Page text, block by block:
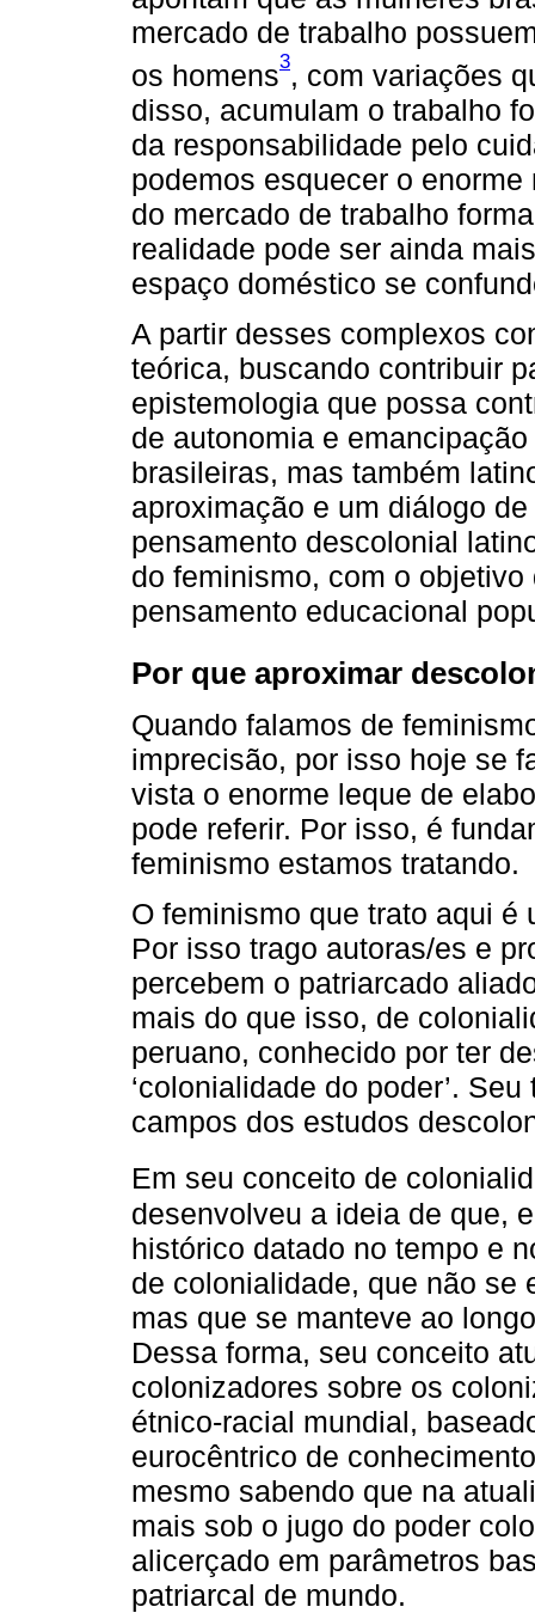
mercado de trabalho
os homens3, com variações
disso, acumulam o trabalho
da responsabilidade pelo
podemos esquecer o
do mercado de trabalho
realidade pode ser ainda
espaço doméstico se
A partir desses complexos
teórica, buscando contribuir
epistemologia que possa
de autonomia e
brasileiras, mas também
aproximação e um diálogo
pensamento descolonial
do feminismo, com o
pensamento educacional
Por que aproximar
Quando falamos de
imprecisão, por isso hoje se
vista o enorme leque de
pode referir. Por isso, é
feminismo estamos tratando.
O feminismo que trato aqui
Por isso trago autoras/es e
percebem o patriarcado
mais do que isso, de
peruano, conhecido por ter
‘colonialidade do poder’.
campos dos estudos
Em seu conceito de
desenvolveu a ideia de que,
histórico datado no tempo e
de colonialidade, que não se
mas que se manteve ao
Dessa forma, seu conceito
colonizadores sobre os
étnico-racial mundial,
eurocêntrico de
mesmo sabendo que na
mais sob o jugo do poder
alicerçado em parâmetros
patriarcal de mundo.